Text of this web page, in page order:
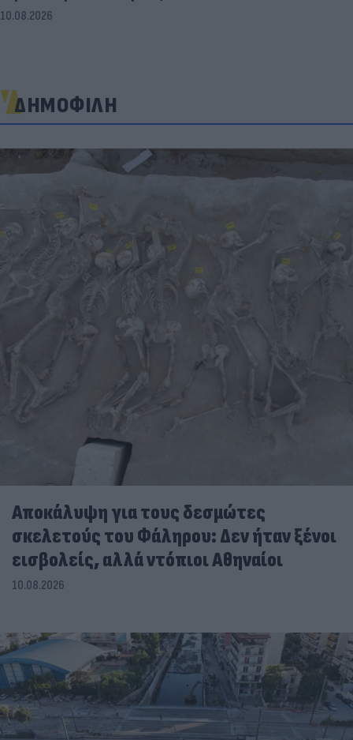
10.08.2026
ΔΗΜΟΦΙΛΗ
Αποκάλυψη για τους δεσμώτες
σκελετούς του Φάληρου: Δεν ήταν ξένοι
εισβολείς, αλλά ντόπιοι Αθηναίοι
10.08.2026